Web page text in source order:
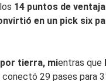
14 puntos de
en un pick six
tierra, mientras que
29 pases para